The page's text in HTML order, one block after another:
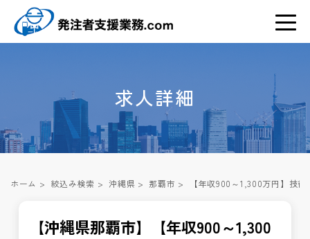
求人詳細
ホーム > 絞込み検索 > 沖縄県 > 那覇市 > 【年収900～1,300万円】技
【沖縄県那覇市】【年収900～1,300